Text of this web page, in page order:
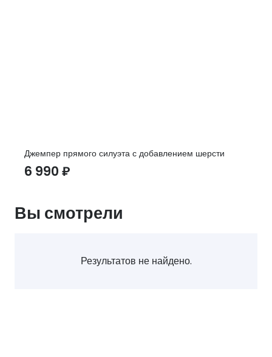
Джемпер прямого силуэта с добавлением шерсти
6 990 ₽
Вы смотрели
Результатов не найдено.